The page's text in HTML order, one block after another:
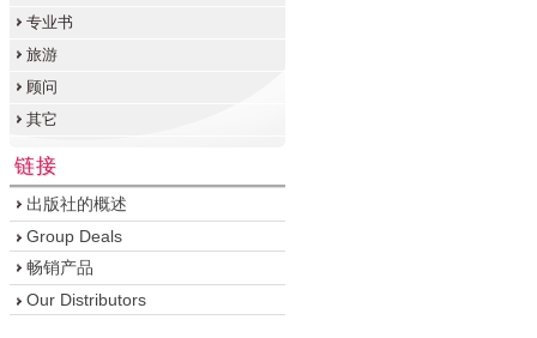
专业书
旅游
顾问
其它
链接
出版社的概述
Group Deals
畅销产品
Our Distributors